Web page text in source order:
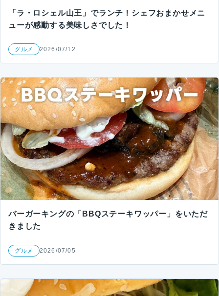
「ラ・ロシェル山王」でランチ！シェフおまかせメニ
ューが感動する美味しさでした！
グルメ 2026/07/12
バーガーキングの「BBQステーキワッパー」をいただ
きました
グルメ 2026/07/05